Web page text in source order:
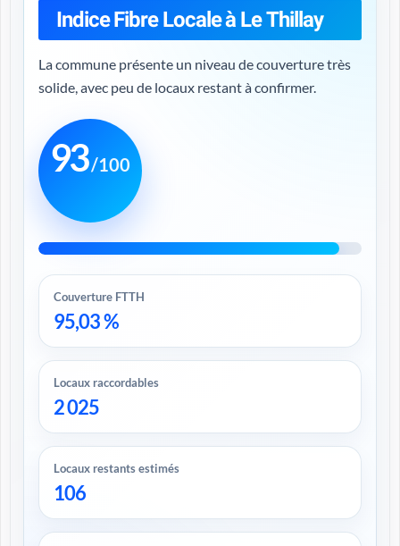
Indice Fibre Locale à Le Thillay
La commune présente un niveau de couverture très
solide, avec peu de locaux restant à confirmer.
93/100
Couverture FTTH
95,03 %
Locaux raccordables
2 025
Locaux restants estimés
106